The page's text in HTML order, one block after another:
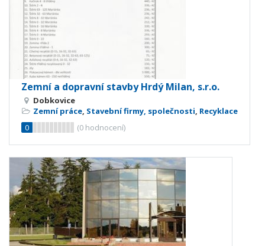
Zemní a dopravní stavby Hrdý Milan, s.r.o.
Dobkovice
Zemní práce Stavební firmy, společnosti Recyklace
0
(0 hodnocení)